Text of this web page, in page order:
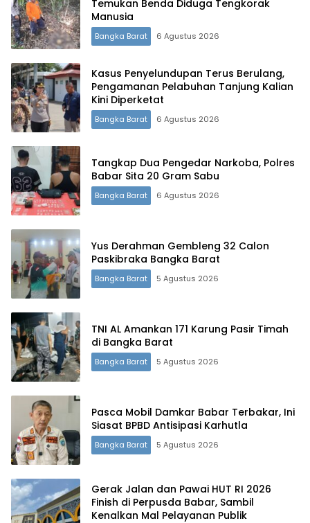
Temukan Benda Diduga Tengkorak
Manusia
Bangka Barat 6 Agustus 2026
Kasus Penyelundupan Terus Berulang,
Pengamanan Pelabuhan Tanjung Kalian
Kini Diperketat
Bangka Barat 6 Agustus 2026
Tangkap Dua Pengedar Narkoba, Polres
Babar Sita 20 Gram Sabu
Bangka Barat 6 Agustus 2026
Yus Derahman Gembleng 32 Calon
Paskibraka Bangka Barat
Bangka Barat 5 Agustus 2026
TNI AL Amankan 171 Karung Pasir Timah
di Bangka Barat
Bangka Barat 5 Agustus 2026
Pasca Mobil Damkar Babar Terbakar, Ini
Siasat BPBD Antisipasi Karhutla
Bangka Barat 5 Agustus 2026
Gerak Jalan dan Pawai HUT RI 2026
Finish di Perpusda Babar, Sambil
Kenalkan Mal Pelayanan Publik